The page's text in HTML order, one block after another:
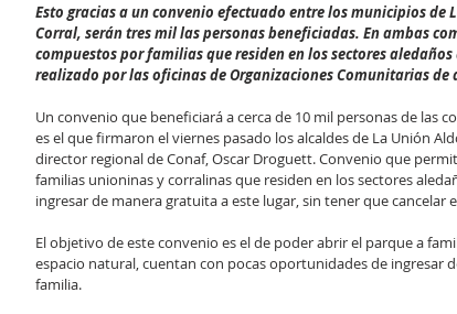
Esto gracias a un convenio efectuado entre los municipios de
Corral, serán tres mil las personas beneficiadas. En ambas
compuestos por familias que residen en los sectores
realizado por las oficinas de Organizaciones Comunitarias de
Un convenio que beneficiará a cerca de 10 mil personas de las
es el que firmaron el viernes pasado los alcaldes de La Unión
director regional de Conaf, Oscar Droguett. Convenio que
familias unioninas y corralinas que residen en los sectores
ingresar de manera gratuita a este lugar, sin tener que cancelar
El objetivo de este convenio es el de poder abrir el parque a
espacio natural, cuentan con pocas oportunidades de ingresar
familia.